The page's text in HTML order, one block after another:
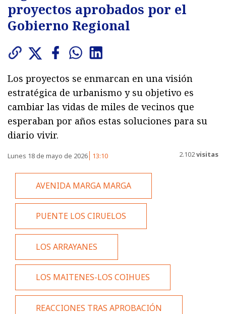
proyectos aprobados por el
Gobierno Regional
Los proyectos se enmarcan en una visión
estratégica de urbanismo y su objetivo es
cambiar las vidas de miles de vecinos que
esperaban por años estas soluciones para su
diario vivir.
Lunes 18 de mayo de 2026 13:10 2.102visitas
AVENIDA MARGA MARGA
PUENTE LOS CIRUELOS
LOS ARRAYANES
LOS MAITENES-LOS COIHUES
REACCIONES TRAS APROBACIÓN